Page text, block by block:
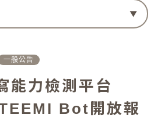
一般公告
能力檢測平台
Bot開放報